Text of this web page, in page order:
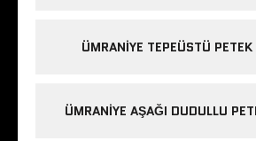
ÜMRANIYE TEPEÜSTÜ
ÜMRANIYE AŞAĞI DUDULLU